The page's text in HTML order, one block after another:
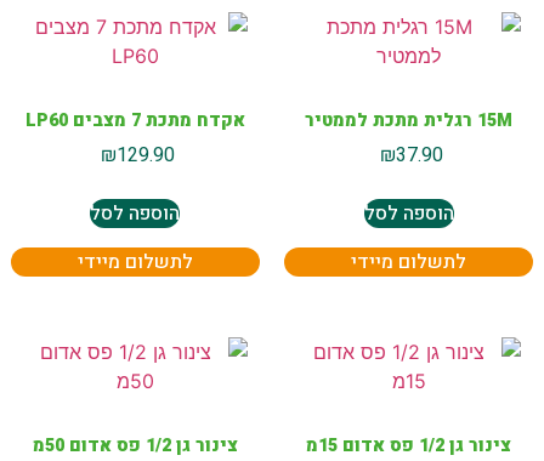
15M רגלית מתכת לממטיר
₪37.90
הוספה לסל
לתשלום מיידי
אקדח מתכת 7 מצבים LP60
₪129.90
הוספה לסל
לתשלום מיידי
צינור גן 1/2 פס אדום 15מ צינור גן 1/2 פס אדום 50מ